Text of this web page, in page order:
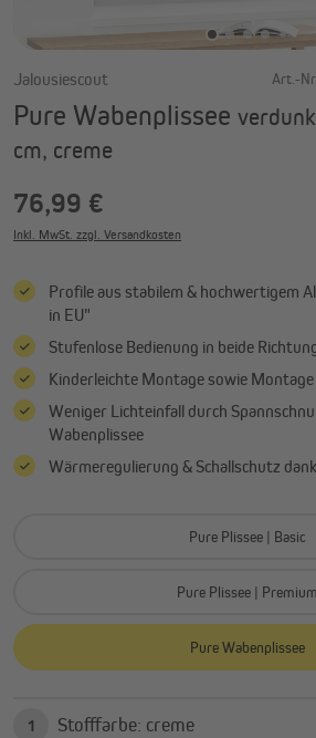
Jalousiescout Art.-
Pure Wabenplissee
cm, creme
76,99 €
Inkl. MwSt. zzgl. Versandkosten
Profile aus stabilem & hochwertigem
in EU"
Stufenlose Bedienung in beide
Kinderleichte Montage sowie
Weniger Lichteinfall durch
Wabenplissee
Wärmeregulierung & Schallschutz
Pure Plissee | Basic
Pure Plissee | Premium
Pure Wabenplissee
1 Stofffarbe: creme